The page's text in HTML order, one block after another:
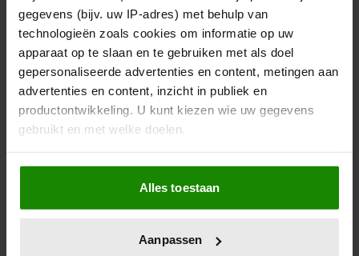
gegevens (bijv. uw IP-adres) met behulp van
technologieën zoals cookies om informatie op uw
apparaat op te slaan en te gebruiken met als doel
gepersonaliseerde advertenties en content, metingen aan
advertenties en content, inzicht in publiek en
productontwikkeling. U kunt kiezen wie uw gegevens
gebruikt en met welke doelen.
Als u het toestaat, willen we ook graag:
Informatie verzamelen over uw geografische
locatie, die tot een paar meter nauwkeurig kan zijn
scannen op specifieke eigenschappen (fingerprinting)
Alles toestaan
Aanpassen